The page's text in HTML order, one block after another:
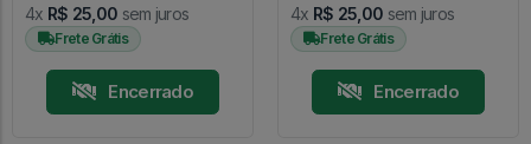
4x R$ 25,00 sem juros
Frete Grátis
Encerrado
4x R$ 25,00 sem juros
Frete Grátis
Encerrado